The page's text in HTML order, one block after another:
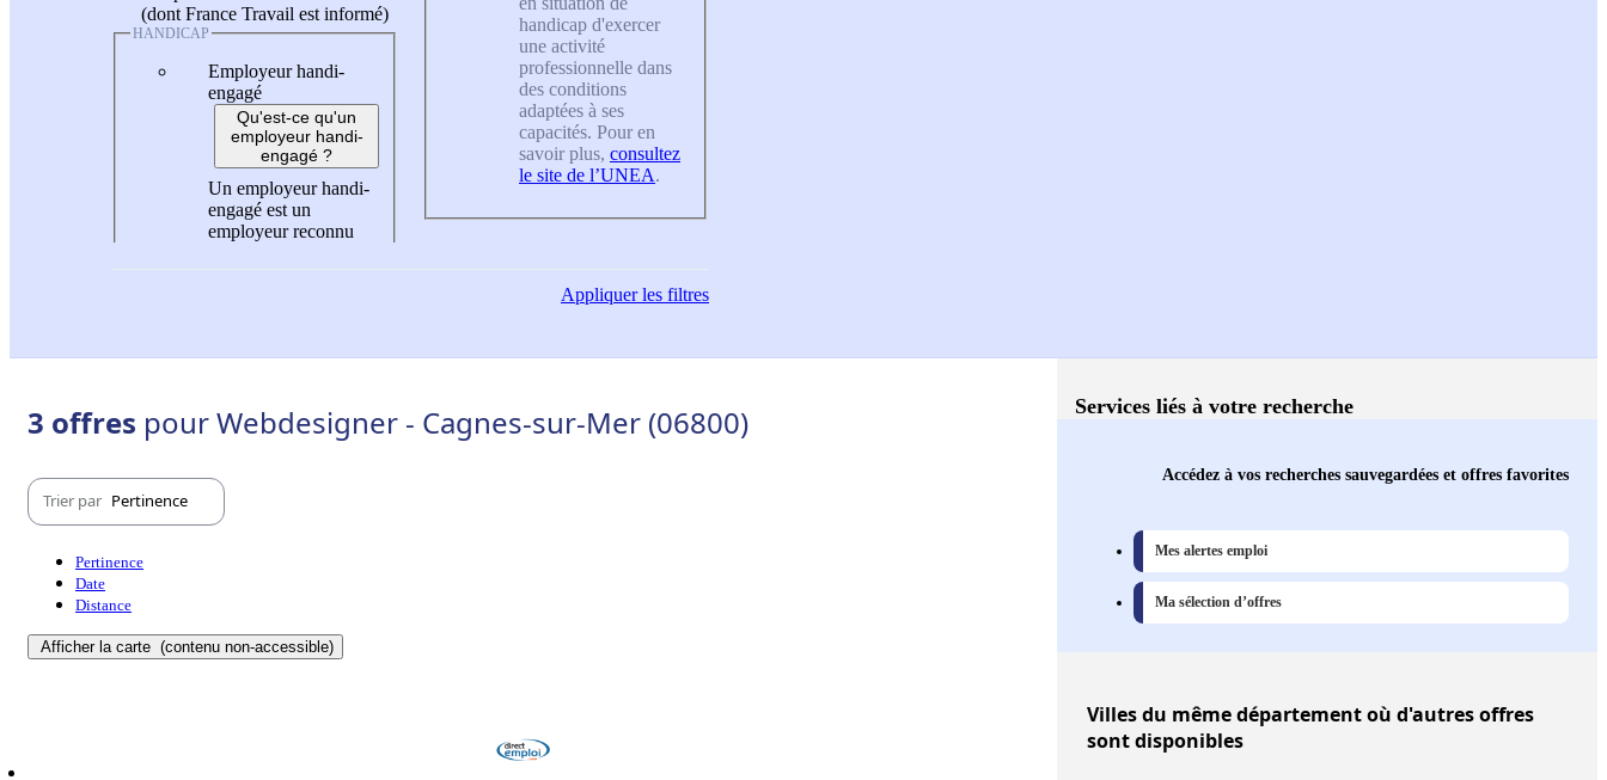
(dont France Travail est informé)
HANDICAP
Employeur handi-
engagé
Qu'est-ce qu'un
employeur handi-
engagé ?
Un employeur handi-
engagé est un
employeur reconnu
handicap d'exercer
une activité
professionnelle dans
des conditions
adaptées à ses
capacités. Pour en
savoir plus, consultez
le site de l’UNEA.
Appliquerles filtres
3 offres pour Webdesigner - Cagnes-sur-Mer (06800)
Trier par Pertinence
Pertinence
Date
Distance
Afficher la carte (contenu non-accessible)
Services liés à votre recherche
Accédez à vos recherches sauvegardées et offres favorites
Mes alertes emploi
Ma sélection d’offres
Villesdu même département où d'autres offres
sont disponibles